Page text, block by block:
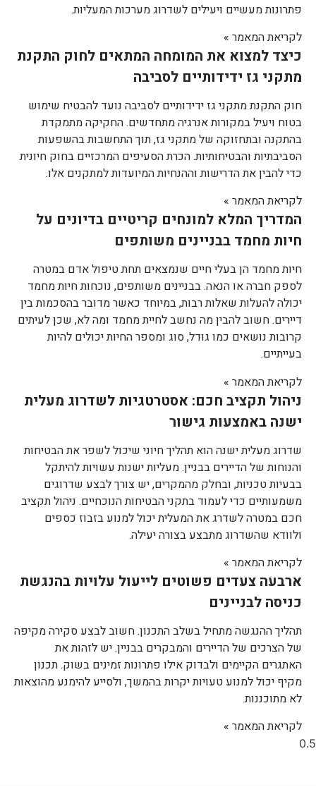
פתרונות מעשיים ויעילים לשדרוג מערכות המעליות.
לקריאת המאמר »
כיצד למצוא את המומחה המתאים לחוק התקנת
מתקני גז ידידותיים לסביבה
חוק התקנת מתקני גז ידידותיים לסביבה נועד להבטיח שימוש
בטוח ויעיל במקורות אנרגיה מתחדשים. החקיקה מתמקדת
בהתקנה ובתחזוקה של מתקני גז, תוך התחשבות בהשפעות
הסביבתיות והבטיחותיות. הכרת הסעיפים המרכזיים בחוק חיונית
כדי להבין את הדרישות וההנחיות המיועדות למתקנים אלו.
לקריאת המאמר »
המדריך המלא למונחים קריטיים בדיונים על
חיות מחמד בבניינים משותפים
חיות מחמד הן בעלי חיים שנמצאים תחת טיפול אדם במטרה
לספק חברה או הנאה. בבניינים משותפים, נוכחות חיות מחמד
יכולה להעלות שאלות רבות, במיוחד כאשר מדובר בהסכמות בין
דיירים. חשוב להבין מה נחשב לחיית מחמד ומה לא, שכן לעיתים
קרובות נושאים כמו גודל, סוג ומספר החיות יכולים להיות
בעייתיים.
לקריאת המאמר »
ניהול תקציב חכם: אסטרטגיות לשדרוג מעלית
ישנה באמצעות גישור
שדרוג מעלית ישנה הוא תהליך חיוני שיכול לשפר את הבטיחות
והנוחות של הדיירים בבניין. מעליות ישנות עשויות להיתקל
בבעיות טכניות, ובחלק מהמקרים, יש צורך לבצע שדרוגים
משמעותיים כדי לעמוד בתקני הבטיחות הנוכחיים. ניהול תקציב
חכם במטרה לשדרג את המעלית יכול למנוע בזבוז כספים
ולוודא שהשדרוג מתבצע בצורה יעילה.
לקריאת המאמר »
ארבעה צעדים פשוטים לייעול עלויות בהנגשת
כניסה לבניינים
תהליך ההנגשה מתחיל בשלב התכנון. חשוב לבצע סקירה מקיפה
של הצרכים של הדיירים והמבקרים בבניין. יש לזהות את
האתגרים הקיימים ולבדוק אילו פתרונות זמינים בשוק. תכנון
מקיף יכול למנוע טעויות יקרות בהמשך, ולסייע להימנע מהוצאות
לא מתוכננות.
לקריאת המאמר »